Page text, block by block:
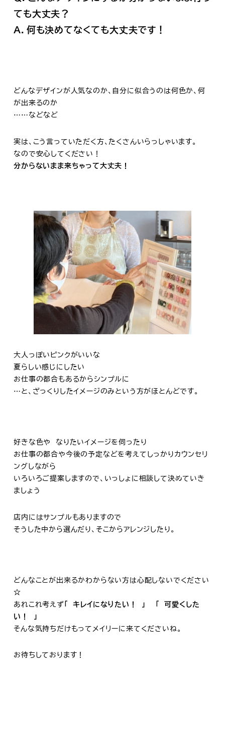
ても大丈夫？
Ａ．何も決めてなくても大丈夫です！
どんなデザインが人気なのか、自分に似合うのは何色か、何
が出来るのか
……などなど
実は、こう言っていただく方、たくさんいらっしゃいます。
なので安心してください！
分からないまま来ちゃって大丈夫！
大人っぽいピンクがいいな
夏らしい感じにしたい
お仕事の都合もあるからシンプルに
…と、ざっくりしたイメージのみという方がほとんどです。
好きな色や なりたいイメージを伺ったり
お仕事の都合や今後の予定などを考えてしっかりカウンセリ
ングしながら
いろいろご提案しますので、いっしょに相談して決めていき
ましょう
店内にはサンプルもありますので
そうした中から選んだり、そこからアレンジしたり。
どんなことが出来るかわからない方は心配しないでください
☆
あれこれ考えず 「 キレイになりたい！ 」 「 可愛くした
い！ 」
そんな気持ちだけもってメイリーに来てくださいね。
お待ちしております！